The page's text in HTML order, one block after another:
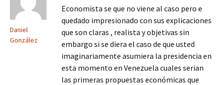
Daniel
González
Economista se que no viene al caso pero e
quedado impresionado con sus explicaciones
que son claras , realista y objetivas sin
embargo si se diera el caso de que usted
imaginariamente asumiera la presidencia en
esta momento en Venezuela cuales serian
las primeras propuestas económicas que